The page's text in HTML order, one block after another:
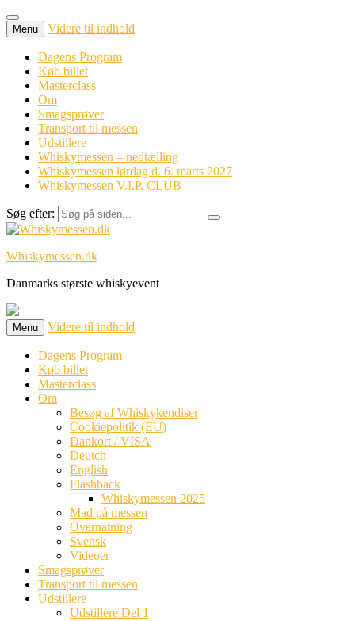
Menu Videre til indhold
Dagens Program
Køb billet
Masterclass
Om
Smagsprøver
Transport til messen
Udstillere
Whiskymessen – nedtælling
Whiskymessen lørdag d. 6. marts 2027
Whiskymessen V.I.P. CLUB
Søg efter:
Whiskymessen.dk
Danmarks største whiskyevent
Menu Videre til indhold
Dagens Program
Køb billet
Masterclass
Om
Besøg af Whiskykendiser
Cookiepolitik (EU)
Dankort / VISA
Deutch
English
Flashback
Whiskymessen 2025
Mad på messen
Overnatning
Svensk
Videoer
Smagsprøver
Transport til messen
Udstillere
Udstillere Del 1